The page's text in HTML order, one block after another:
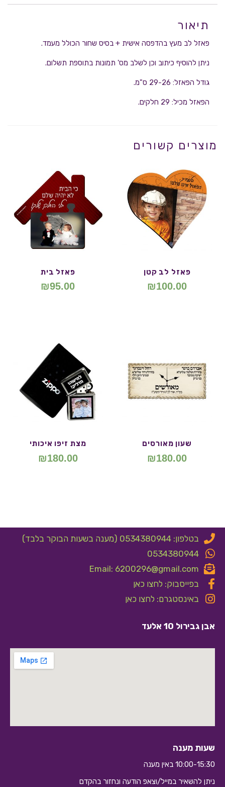
תיאור
פאזל לב מעץ בהדפסה אישית + בסיס שחור הכולל מעמד.
ניתן להוסיף כיתוב וכן לשלב מס' תמונות בתוספת תשלום.
גודל הפאזל: 29-26 ס"מ.
הפאזל מכיל: 29 חלקים.
מוצרים קשורים
פאזל לב קטן
₪100.00
פאזל בית
₪95.00
שעון מאורסים
₪180.00
מצת זיפו איכותי
₪180.00
בטלפון: 0534380944 (מענה בשעות הבוקר בלבד)
0534380944
Email: 6200296@gmail.com
בפייסבוק: לחצו כאן
באינסטגרם: לחצו כאן
אבן גבירול 10 אלעד
שעות מענה
10:00-15:30 באין מענה
ניתן להשאיר במייל/וצאפ הודעה ונחזור בהקדם